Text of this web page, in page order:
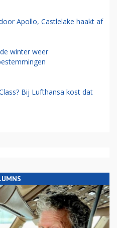
Apollo, Castlelake haakt af
winter weer
Bij Lufthansa kost dat